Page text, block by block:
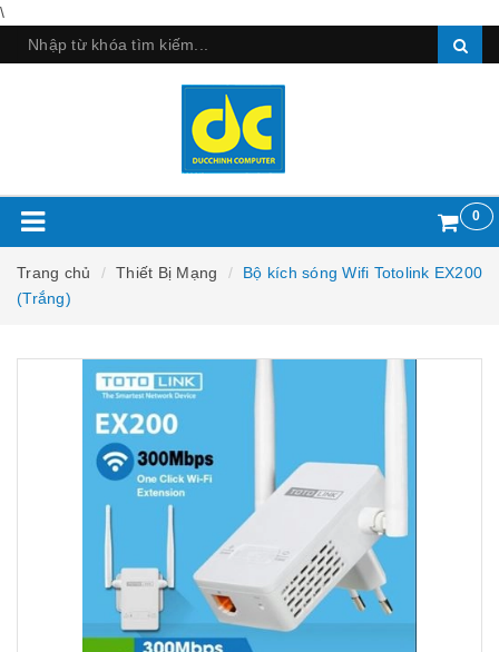
\
0
Trang chủ Thiết Bị Mạng
Bộ kích sóng Wifi Totolink EX200
(Trắng)